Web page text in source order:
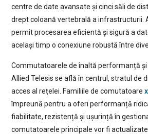
centre de date avansate și cinci săli de
drept coloană vertebrală a infrastructurii.
permit procesarea eficientă și sigură a
același timp o conexiune robustă între
Commutatoarele de înaltă performanță
Allied Telesis se află în centrul, stratul de
acces al rețelei. Familiile de comutatoare
împreună pentru a oferi performanță
fiabilitate, rezistență și ușurință în
comutatoarele principale vor fi